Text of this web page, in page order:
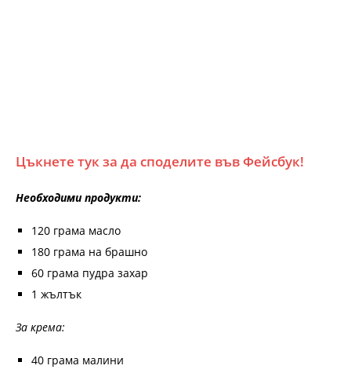
Цъкнете тук за да споделите във Фейсбук!
Необходими продукти:
120 грама масло
180 грама на брашно
60 грама пудра захар
1 жълтък
За крема:
40 грама малини